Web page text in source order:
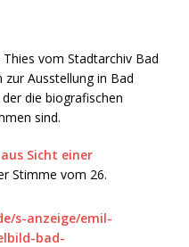
vom Stadtarchiv Bad
zur Ausstellung in Bad
die biografischen
sind.
Sicht einer
Stimme vom 26.
s-anzeige/emil-
bad-